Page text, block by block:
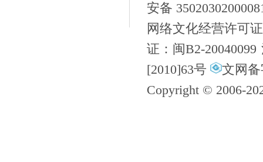
安备
网络文化经营许可
证：闽B2-20040099
[2010]63号
文网备
Copyright © 2006-